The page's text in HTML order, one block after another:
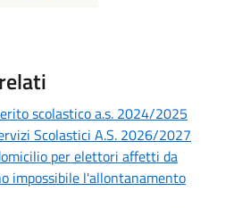
scolastico a.s. 2024/2025
Scolastici A.S. 2026/2027
per elettori affetti da
impossibile l'allontanamento